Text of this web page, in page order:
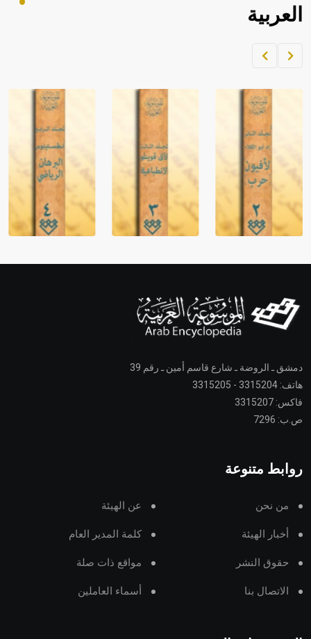
العربية
دمشق ـ الروضة ـ شارع قاسم أمين ـ رقم 39
هاتف: 3315204 - 3315205
فاكس: 3315207
ص.ب: 7296
روابط متنوعة
من نحن عن الهيئة
أخبار الهيئة كلمة المدير العام
حقوق النشر مواقع ذات صلة
الاتصال بنا أسماء العاملين